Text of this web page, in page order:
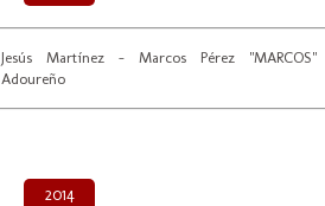
Jesús Martínez - Marcos Pérez
Adoureño
2014